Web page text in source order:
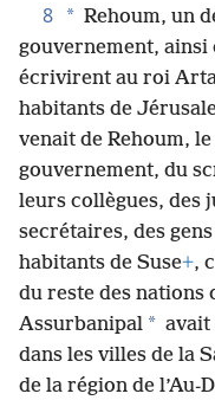
8 * Rehoum, un
gouvernement, ainsi
écrivirent au roi
habitants de
venait de Rehoum,
gouvernement, du
leurs collègues, des
secrétaires, des
habitants de Suse+,
du reste des nations
Assurbanipal * avait
dans les villes de la
de la région de l’Au-